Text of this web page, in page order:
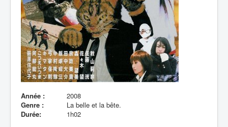
Année :
2008
Genre :
La belle et la bête.
Durée:
1h02